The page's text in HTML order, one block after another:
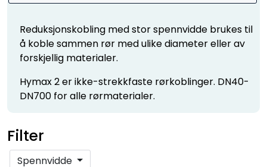
Reduksjonskobling med stor spennvidde brukes til
å koble sammen rør med ulike diameter eller av
forskjellig materialer.
Hymax 2 er ikke-strekkfaste rørkoblinger. DN40-
DN700 for alle rørmaterialer.
Filter
Spennvidde